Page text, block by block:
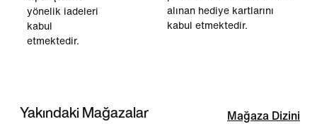
yönelik iadeleri
kabul
etmektedir.
alınan hediye kartlarını
kabul etmektedir.
Yakındaki Mağazalar Mağaza Dizini